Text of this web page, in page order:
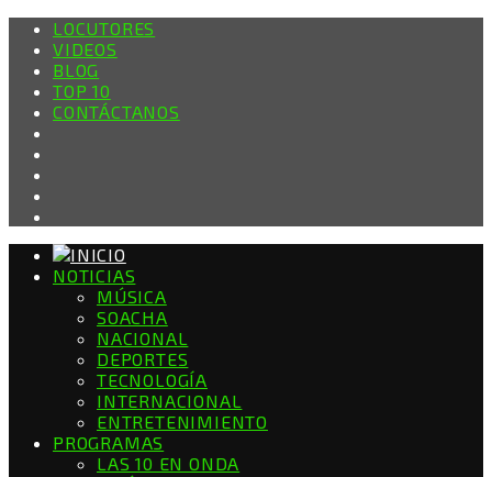
LOCUTORES
VIDEOS
BLOG
TOP 10
CONTÁCTANOS
NOTICIAS
MÚSICA
SOACHA
NACIONAL
DEPORTES
TECNOLOGÍA
INTERNACIONAL
ENTRETENIMIENTO
PROGRAMAS
LAS 10 EN ONDA